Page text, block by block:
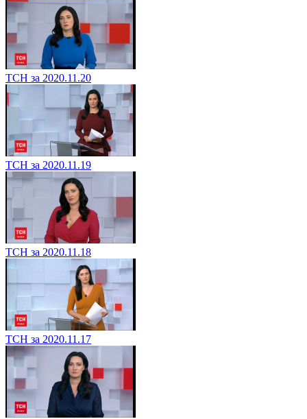
ТСН за 2020.11.20
ТСН за 2020.11.19
ТСН за 2020.11.18
ТСН за 2020.11.17